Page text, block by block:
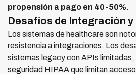
propensión a pago en 40-50%.
Desafíos de Integración y
Los sistemas de healthcare son
resistencia a integraciones. Los
sistemas legacy con APIs
seguridad HIPAA que limitan